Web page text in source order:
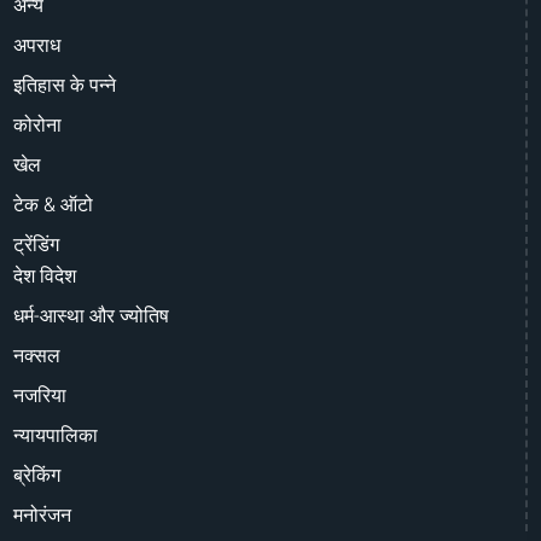
अपराध
इतिहास के पन्ने
कोरोना
खेल
टेक & ऑटो
ट्रेंडिंग
देश विदेश
धर्म-आस्था और ज्योतिष
नक्सल
नजरिया
न्यायपालिका
ब्रेकिंग
मनोरंजन